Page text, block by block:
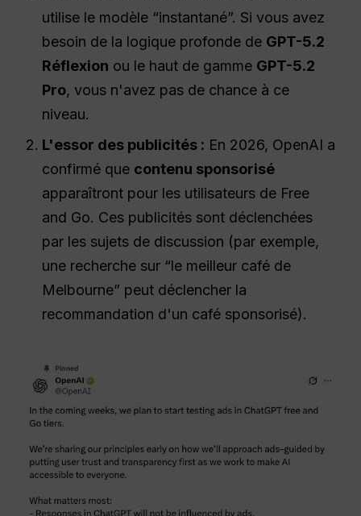
utilise le modèle “instantané”. Si vous avez
besoin de la logique profonde de GPT-5.2
Réflexion ou le haut de gamme GPT-5.2
Pro, vous n'avez pas de chance à ce
niveau.
L'essor des publicités : En 2026, OpenAI a
confirmé que contenu sponsorisé
apparaîtront pour les utilisateurs de Free
and Go. Ces publicités sont déclenchées
par les sujets de discussion (par exemple,
une recherche sur “le meilleur café de
Melbourne” peut déclencher la
recommandation d'un café sponsorisé).